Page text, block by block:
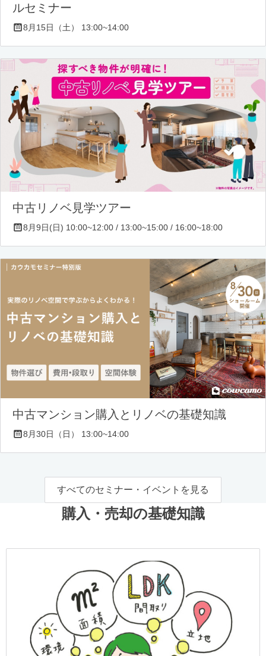
ルセミナー
8月15日（土） 13:00~14:00
中古リノベ見学ツアー
8月9日(日) 10:00~12:00 / 13:00~15:00 / 16:00~18:00
中古マンション購入とリノベの基礎知識
8月30日（日） 13:00~14:00
すべてのセミナー・イベントを見る
購入・売却の基礎知識